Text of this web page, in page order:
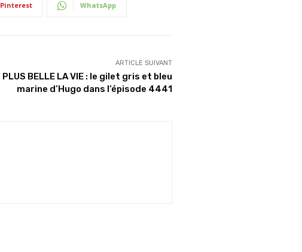
Pinterest WhatsApp
ARTICLE SUIVANT
PLUS BELLE LA VIE : le gilet gris et bleu
marine d’Hugo dans l’épisode 4441